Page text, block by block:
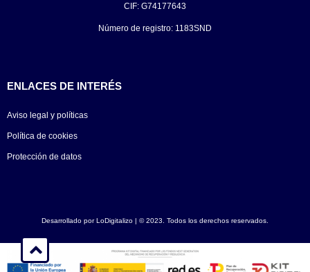
CIF: G74177643
Número de registro: 1183SND
ENLACES DE INTERÉS
Aviso legal y políticas
Política de cookies
Protección de datos
Desarrollado porLoDigitalizo | © 2023. Todos los derechos reservados.